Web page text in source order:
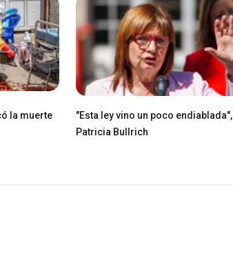
la muerte
"Esta ley vino un poco endiablada",
Patricia Bullrich